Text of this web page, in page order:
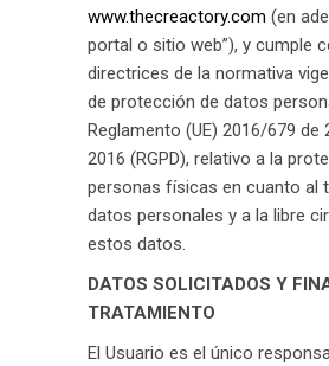
www.thecreactory.com (en
portal o sitio web”), y cumple
directrices de la normativa
de protección de datos
Reglamento (UE) 2016/679 de
2016 (RGPD), relativo a la
personas físicas en cuanto al
datos personales y a la libre
estos datos.
DATOS SOLICITADOS Y
TRATAMIENTO
El Usuario es el único